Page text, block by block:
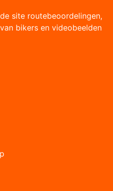
site routebeoordelingen,
bikers en videobeelden